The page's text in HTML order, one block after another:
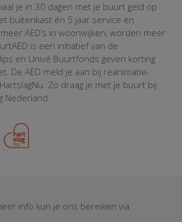
je in 30 dagen met je buurt geld op
buitenkast én 5 jaar service en
AED’s in woonwijken, worden meer
is een initiatief van de
en Univé Buurtfonds geven korting
De AED meld je aan bij reanimatie-
Zo draag je met je buurt bij
Nederland.
info kun je ons bereiken via